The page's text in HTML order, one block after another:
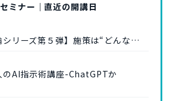
ミナー｜直近の開講日
シリーズ第５弾】施策は“どんな…
のAI指示術講座-ChatGPTか